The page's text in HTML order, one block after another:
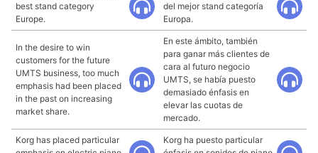
best stand category
Europe.
del mejor stand categoría
Europa.
In the desire to win
customers for the future
UMTS business, too much
emphasis had been placed
in the past on increasing
market share.
En este ámbito, también
para ganar más clientes de
cara al futuro negocio
UMTS, se había puesto
demasiado énfasis en
elevar las cuotas de
mercado.
Korg has placed particular
Korg ha puesto particular